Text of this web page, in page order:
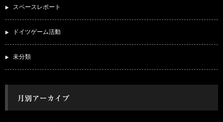
スペースレポート
ドイツゲーム活動
未分類